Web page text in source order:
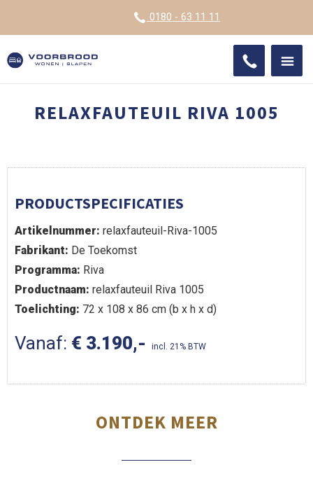
0180 - 63 11 11
RELAXFAUTEUIL RIVA 1005
PRODUCTSPECIFICATIES
Artikelnummer: relaxfauteuil-Riva-1005
Fabrikant: De Toekomst
Programma: Riva
Productnaam: relaxfauteuil Riva 1005
Toelichting: 72 x 108 x 86 cm (b x h x d)
Vanaf: € 3.190,- incl. 21% BTW
ONTDEK MEER